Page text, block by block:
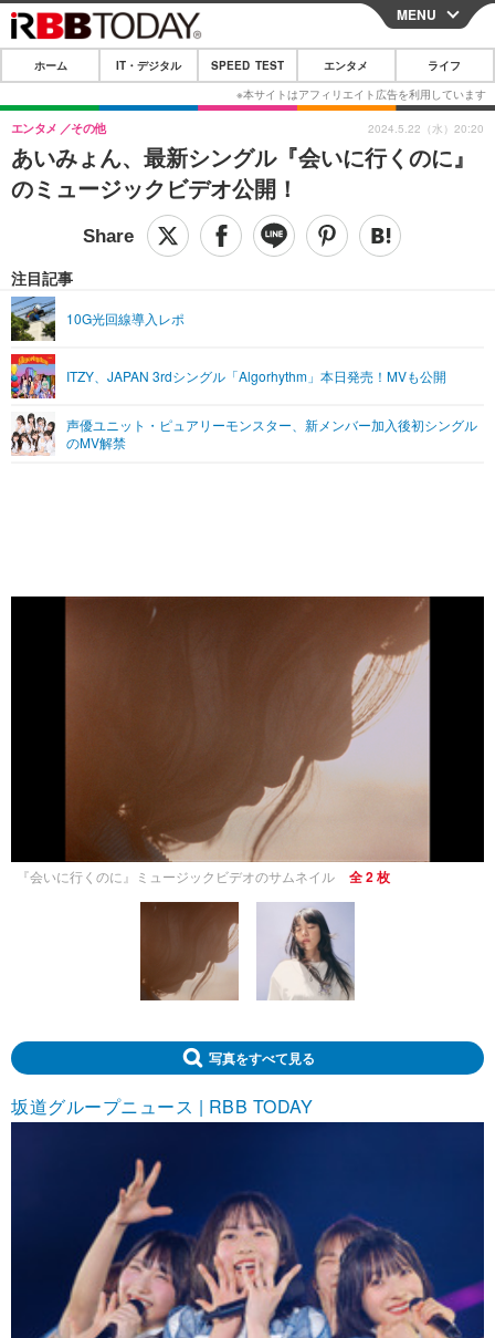
CLOSE
ホーム
IT・デジタル
IT・デジタルTOP スマートフォン
ショッピング その他
SPEED TEST
エンタメTOP 映画・ドラマ
グラビア ブログ
ショッピング その他
ライフTOP
リリース一覧
プッシュ通知の停止方法
MENU
ホーム IT・デジタル SPEED TEST エンタメ ライフ
あいみょん、最新シングル『会いに行くのに』
のミュージックビデオ公開！
エンタメ その他
注目記事
10G光回線導入レポ
ITZY、JAPAN 3rdシングル「Algorhythm」本日発売！MVも公開
声優ユニット・ピュアリーモンスター、新メンバー加入後初シングル
のMV解禁
2024.5.22（水）20:20
『会いに行くのに』ミュージックビデオのサムネイル 全 2 枚
写真をすべて見る
坂道グループニュース | RBB TODAY